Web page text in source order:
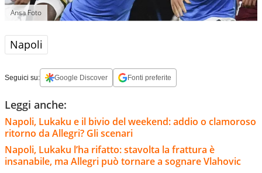
Ansa Foto
Napoli
Seguici su: Google Discover Fonti preferite
Leggi anche:
Napoli, Lukaku e il bivio del weekend: addio o clamoroso
ritorno da Allegri? Gli scenari
Napoli, Lukaku l’ha rifatto: stavolta la frattura è
insanabile, ma Allegri può tornare a sognare Vlahovic